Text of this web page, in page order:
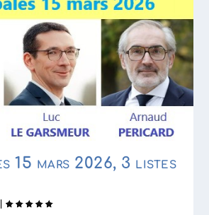
15 mars 2026, 3 listes